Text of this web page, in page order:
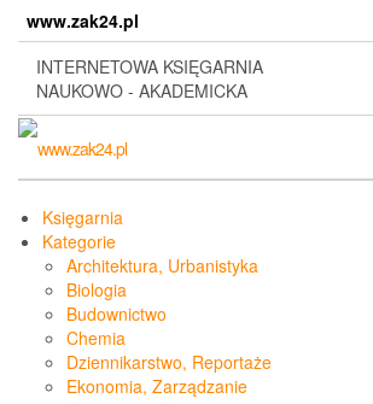
content
www.zak24.pl
INTERNETOWA KSIĘGARNIA
NAUKOWO - AKADEMICKA
Księgarnia
Kategorie
Architektura, Urbanistyka
Biologia
Budownictwo
Chemia
Dziennikarstwo, Reportaże
Ekonomia, Zarządzanie